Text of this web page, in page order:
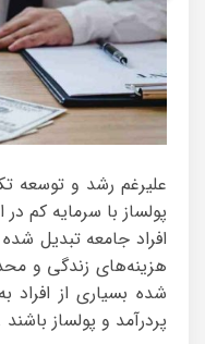
علیرغم رشد و توسعه
پولساز با سرمایه کم
افراد جامعه تبدیل
هزینه‌های زندگی و
شده بسیاری از افراد
پردرآمد و پولساز